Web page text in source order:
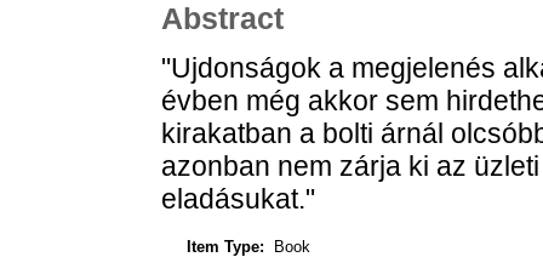
Abstract
"Ujdonságok a megjelenés
évben még akkor sem
kirakatban a bolti árnál
azonban nem zárja ki az
eladásukat."
Item Type:
Book